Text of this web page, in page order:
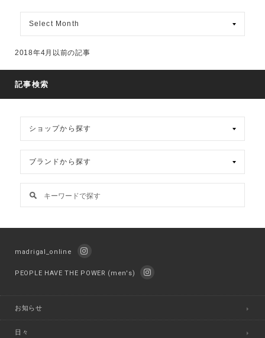
ア
カ
2018年4月以前の記事
記事検索
madrigal_online
PEOPLE HAVE THE POWER (men's)
お知らせ
日々